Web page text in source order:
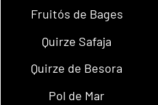
Fruitós de Bages
Quirze Safaja
Quirze de Besora
Pol de Mar